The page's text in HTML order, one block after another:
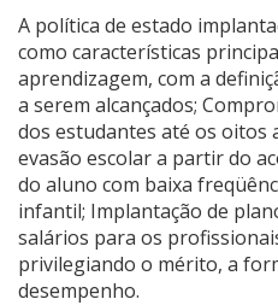
A política de estado
como características
aprendizagem, com a
a serem alcançados;
dos estudantes até os oitos
evasão escolar a partir do
do aluno com baixa
infantil; Implantação de
salários para os
privilegiando o mérito, a
desempenho.